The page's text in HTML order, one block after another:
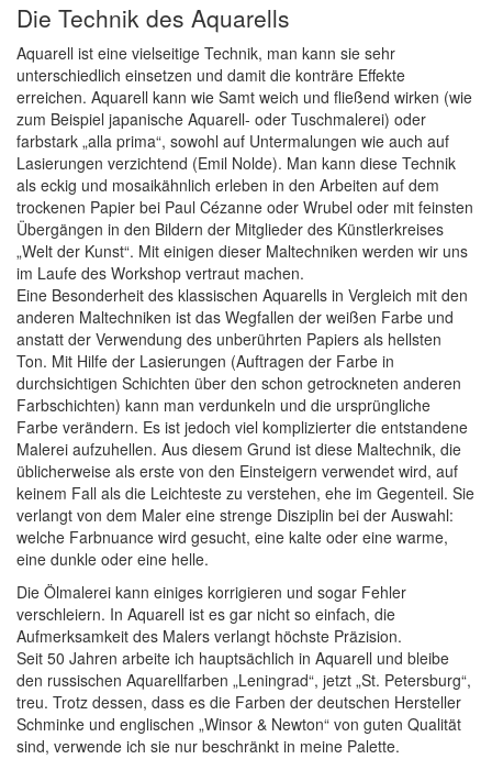
Die Technik des Aquarells
Aquarell ist eine vielseitige Technik, man kann sie sehr
unterschiedlich einsetzen und damit die konträre Effekte
erreichen. Aquarell kann wie Samt weich und fließend wirken (wie
zum Beispiel japanische Aquarell- oder Tuschmalerei) oder
farbstark „alla prima“, sowohl auf Untermalungen wie auch auf
Lasierungen verzichtend (Emil Nolde). Man kann diese Technik
als eckig und mosaikähnlich erleben in den Arbeiten auf dem
trockenen Papier bei Paul Cézanne oder Wrubel oder mit feinsten
Übergängen in den Bildern der Mitglieder des Künstlerkreises
„Welt der Kunst“. Mit einigen dieser Maltechniken werden wir uns
im Laufe des Workshop vertraut machen.
Eine Besonderheit des klassischen Aquarells in Vergleich mit den
anderen Maltechniken ist das Wegfallen der weißen Farbe und
anstatt der Verwendung des unberührten Papiers als hellsten
Ton. Mit Hilfe der Lasierungen (Auftragen der Farbe in
durchsichtigen Schichten über den schon getrockneten anderen
Farbschichten) kann man verdunkeln und die ursprüngliche
Farbe verändern. Es ist jedoch viel komplizierter die entstandene
Malerei aufzuhellen. Aus diesem Grund ist diese Maltechnik, die
üblicherweise als erste von den Einsteigern verwendet wird, auf
keinem Fall als die Leichteste zu verstehen, ehe im Gegenteil. Sie
verlangt von dem Maler eine strenge Disziplin bei der Auswahl:
welche Farbnuance wird gesucht, eine kalte oder eine warme,
eine dunkle oder eine helle.
Die Ölmalerei kann einiges korrigieren und sogar Fehler
verschleiern. In Aquarell ist es gar nicht so einfach, die
Aufmerksamkeit des Malers verlangt höchste Präzision.
Seit 50 Jahren arbeite ich hauptsächlich in Aquarell und bleibe
den russischen Aquarellfarben „Leningrad“, jetzt „St. Petersburg“,
treu. Trotz dessen, dass es die Farben der deutschen Hersteller
Schminke und englischen „Winsor & Newton“ von guten Qualität
sind, verwende ich sie nur beschränkt in meine Palette.